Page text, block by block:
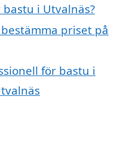
i Utvalnäs?
priset på
för bastu i